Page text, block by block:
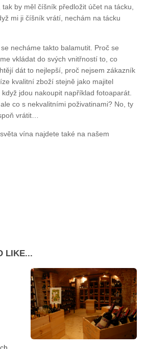
by měl číšník předložit účet na tácku,
mi ji číšník vrátí, nechám na tácku
necháme takto balamutit. Proč se
vkládat do svých vnitřností to, co
dát to nejlepší, proč nejsem zákazník
kvalitní zboží stejně jako majitel
jdou nakoupit například fotoaparát.
co s nekvalitními poživatinami? No, ty
vrátit…
vína najdete také na našem
LIKE...